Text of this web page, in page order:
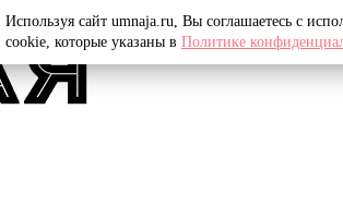
Используя сайт umnaja.ru, Вы соглашаетесь с
cookie, которые указаны в Политике